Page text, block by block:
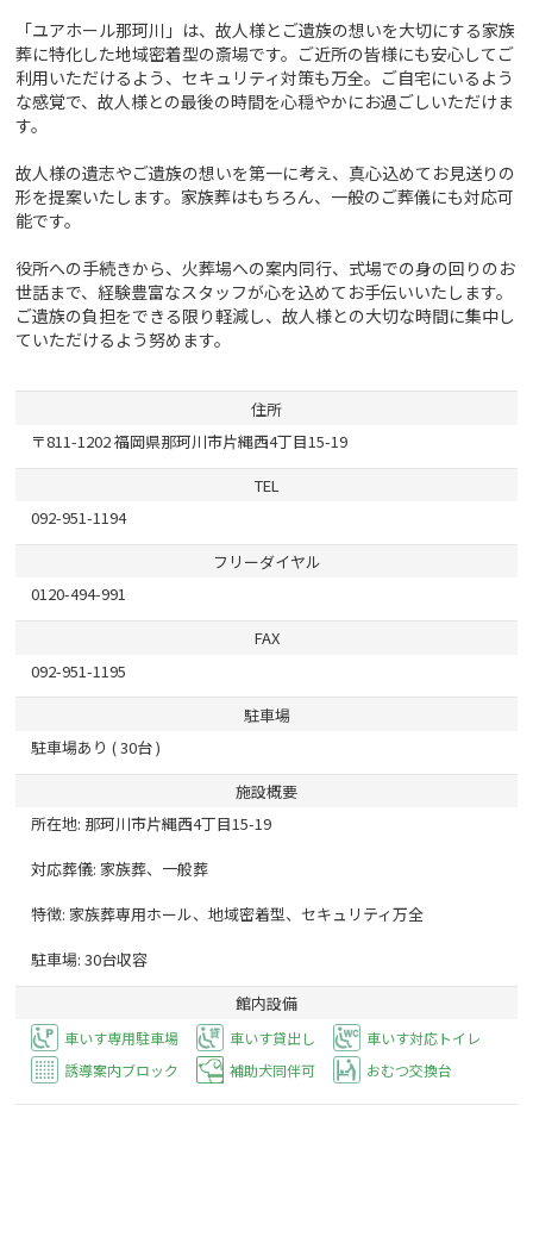
「ユアホール那珂川」は、故人様とご遺族の想いを大切にする家族
葬に特化した地域密着型の斎場です。ご近所の皆様にも安心してご
利用いただけるよう、セキュリティ対策も万全。ご自宅にいるよう
な感覚で、故人様との最後の時間を心穏やかにお過ごしいただけま
す。
故人様の遺志やご遺族の想いを第一に考え、真心込めてお見送りの
形を提案いたします。家族葬はもちろん、一般のご葬儀にも対応可
能です。
役所への手続きから、火葬場への案内同行、式場での身の回りのお
世話まで、経験豊富なスタッフが心を込めてお手伝いいたします。
ご遺族の負担をできる限り軽減し、故人様との大切な時間に集中し
ていただけるよう努めます。
住所
〒811-1202 福岡県那珂川市片縄西4丁目15-19
TEL
092-951-1194
フリーダイヤル
0120-494-991
FAX
092-951-1195
駐車場
駐車場あり ( 30台 )
施設概要
所在地: 那珂川市片縄西4丁目15-19
対応葬儀: 家族葬、一般葬
特徴: 家族葬専用ホール、地域密着型、セキュリティ万全
駐車場: 30台収容
館内設備
車いす専用駐車場 車いす貸出し
車いす対応トイレ
誘導案内ブロック
補助犬同伴可 おむつ交換台